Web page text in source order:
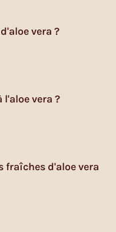
vera ?
vera ?
d'aloe vera